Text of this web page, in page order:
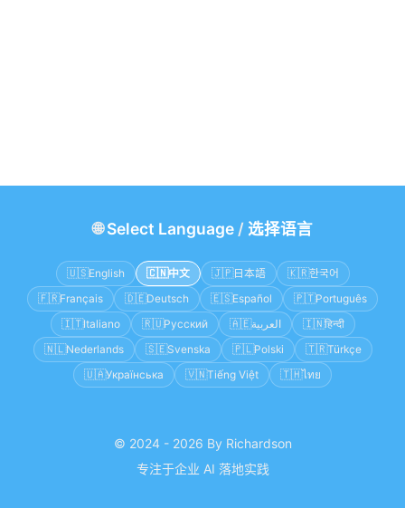
🌐Select Language/ 选择语言
🇺🇸English 🇨🇳 中文 🇯🇵日本語 🇰🇷한국어
🇫🇷Français 🇩🇪Deutsch 🇪🇸Español 🇵🇹Português
🇮🇹Italiano 🇷🇺Русский 🇦🇪العربية 🇮🇳हिन्दी
🇳🇱Nederlands 🇸🇪Svenska 🇵🇱Polski 🇹🇷Türkçe
🇺🇦Українська 🇻🇳Tiếng Việt 🇹🇭ไทย
© 2024 - 2026 By Richardson
专注于企业 AI 落地实践